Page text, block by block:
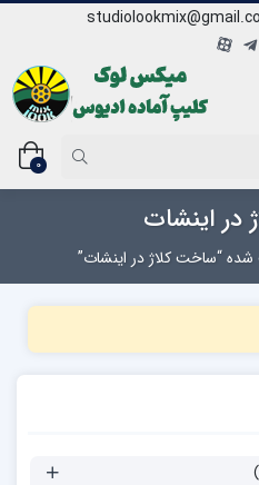
0
در اینشات
“ساخت کلاژ در اینشات”